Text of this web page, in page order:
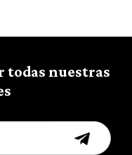
todas nuestras